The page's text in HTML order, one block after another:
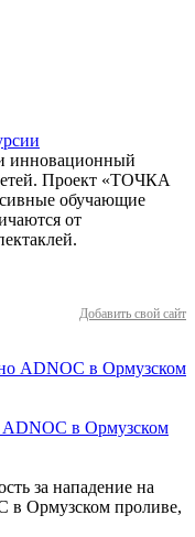
инновационный
Проект «ТОЧКА
обучающие
от
Добавить свой сайт
в Ормузском
за нападение на
в Ормузском проливе,